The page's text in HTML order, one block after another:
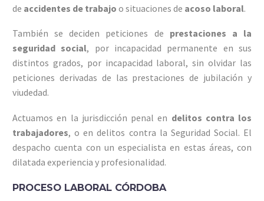
de accidentes de trabajo o situaciones de acoso laboral.
También se deciden peticiones de prestaciones a la
seguridad social, por incapacidad permanente en sus
distintos grados, por incapacidad laboral, sin olvidar las
peticiones derivadas de las prestaciones de jubilación y
viudedad.
Actuamos en la jurisdicción penal en delitos contra los
trabajadores, o en delitos contra la Seguridad Social. El
despacho cuenta con un especialista en estas áreas, con
dilatada experiencia y profesionalidad.
PROCESO LABORAL CÓRDOBA